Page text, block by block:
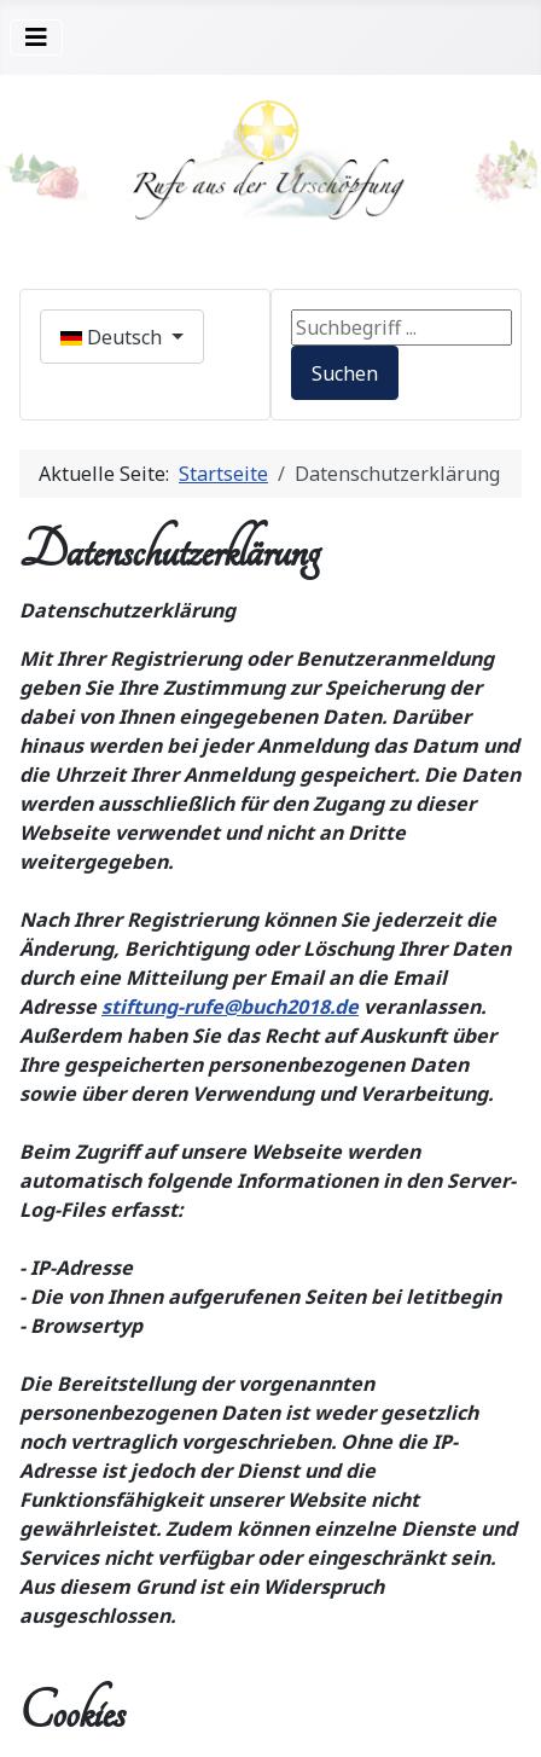
Deutsch
Search ...
Suchen
Aktuelle Seite: Startseite Datenschutzerklärung
Datenschutzerklärung
Datenschutzerklärung
Mit Ihrer Registrierung oder Benutzeranmeldung
geben Sie Ihre Zustimmung zur Speicherung der
dabei von Ihnen eingegebenen Daten. Darüber
hinaus werden bei jeder Anmeldung das Datum und
die Uhrzeit Ihrer Anmeldung gespeichert. Die Daten
werden ausschließlich für den Zugang zu dieser
Webseite verwendet und nicht an Dritte
weitergegeben.
Nach Ihrer Registrierung können Sie jederzeit die
Änderung, Berichtigung oder Löschung Ihrer Daten
durch eine Mitteilung per Email an die Email
Adressestiftung-rufe@buch2018.deveranlassen.
Außerdem haben Sie das Recht auf Auskunft über
Ihre gespeicherten personenbezogenen Daten
sowie über deren Verwendung und Verarbeitung.
Beim Zugriff auf unsere Webseite werden
automatisch folgende Informationen in den Server-
Log-Files erfasst:
- IP-Adresse
- Die von Ihnen aufgerufenen Seiten bei letitbegin
- Browsertyp
Die Bereitstellung der vorgenannten
personenbezogenen Daten ist weder gesetzlich
noch vertraglich vorgeschrieben. Ohne die IP-
Adresse ist jedoch der Dienst und die
Funktionsfähigkeit unserer Website nicht
gewährleistet. Zudem können einzelne Dienste und
Services nicht verfügbar oder eingeschränkt sein.
Aus diesem Grund ist ein Widerspruch
ausgeschlossen.
Cookies